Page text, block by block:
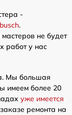
-
.
не будет
работ у нас
Мы большая
имеем более 20
уже имеется
ремонта на